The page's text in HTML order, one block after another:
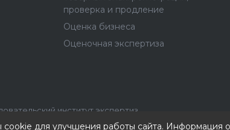
проверка и продление
Оценка бизнеса
Оценочная экспертиза
институт экспертиз
для улучшения работы сайта. Информация